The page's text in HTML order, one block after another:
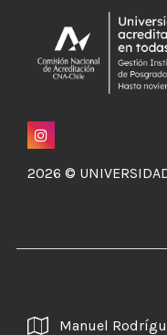
2026 ©
Manuel